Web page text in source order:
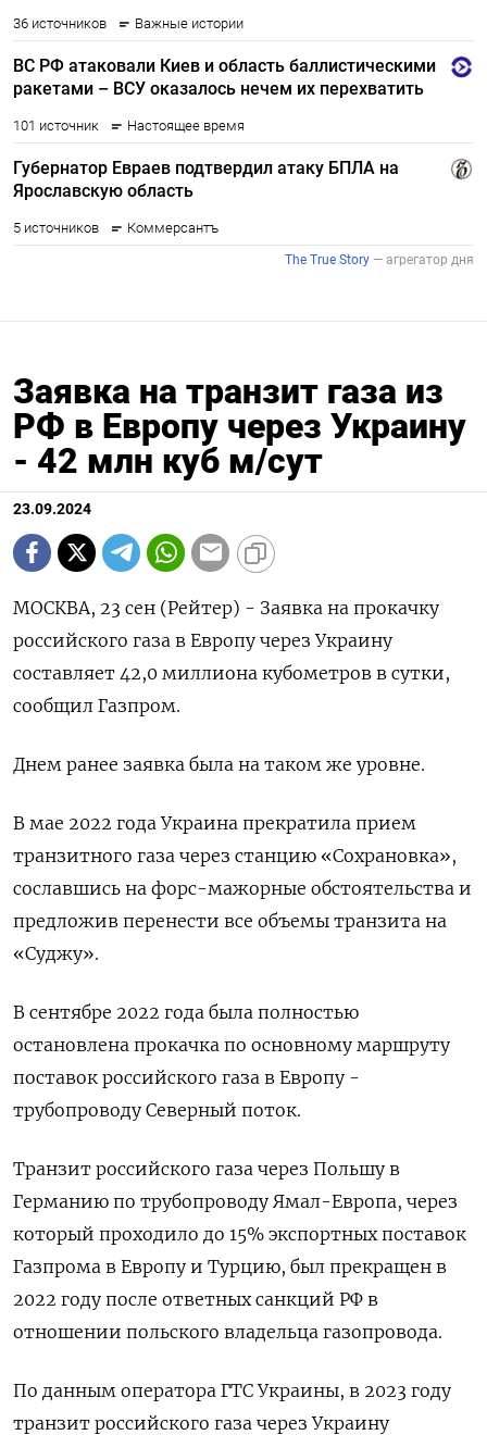
Заявка на транзит газа из
РФ в Европу через Украину
- 42 млн куб м/сут
23.09.2024
МОСКВА, 23 сен (Рейтер) - Заявка на прокачку
российского газа в Европу через Украину
составляет 42,0 миллиона кубометров в сутки,
сообщил Газпром.
Днем ранее заявка была на таком же уровне.
В мае 2022 года Украина прекратила прием
транзитного газа через станцию «Сохрановка»,
сославшись на форс-мажорные обстоятельства и
предложив перенести все объемы транзита на
«Суджу».
В сентябре 2022 года была полностью
остановлена прокачка по основному маршруту
поставок российского газа в Европу -
трубопроводу Северный поток.
Транзит российского газа через Польшу в
Германию по трубопроводу Ямал-Европа, через
который проходило до 15% экспортных поставок
Газпрома в Европу и Турцию, был прекращен в
2022 году после ответных санкций РФ в
отношении польского владельца газопровода.
По данным оператора ГТС Украины, в 2023 году
транзит российского газа через Украину